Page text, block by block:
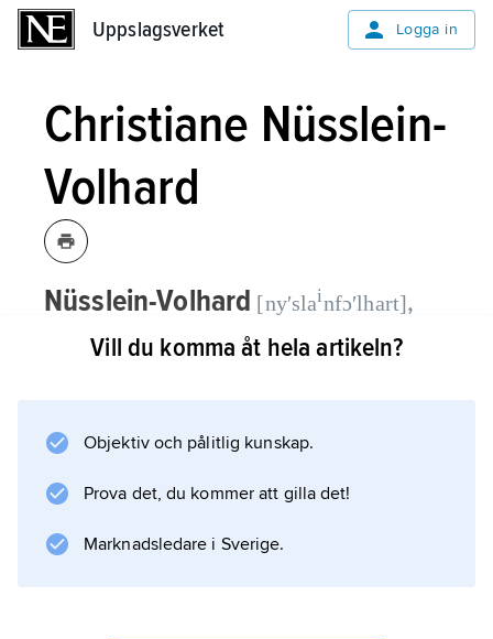
Uppslagsverket Logga in
Christiane Nüsslein-
Volhard
Nüsslein-Volhard [nyʹslainfɔʹlhart],
Christiane,född 1942, tysk
Tübingen sedan 1985.
N. och hennes medarbetare identifierade och
anläggandet av en kroppsplan i embryot hos
Vill du komma åt hela artikeln?
Objektiv och pålitlig kunskap.
Prova det, du kommer att gilla det!
Marknadsledare i Sverige.